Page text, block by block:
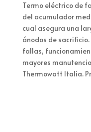
LITROS
220V
4,5
KW
PIE
CANTIDAD
Termo eléctrico de
del acumulador
cual asegura una
ánodos de
fallas,
mayores
Thermowatt Italia.